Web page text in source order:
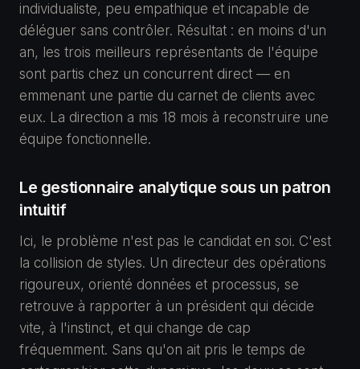
individualiste, peu empathique et incapable de
déléguer sans contrôler. Résultat : en moins d'un
an, les trois meilleurs représentants de l'équipe
sont partis chez un concurrent direct — en
emmenant une partie du carnet de clients avec
eux. La direction a mis 18 mois à reconstruire une
équipe fonctionnelle.
Le gestionnaire analytique sous un patron
intuitif
Ici, le problème n'est pas le candidat en soi. C'est
la collision de styles. Un directeur des opérations
rigoureux, orienté données et processus, se
retrouve à rapporter à un président qui décide
vite, à l'instinct, et qui change de cap
fréquemment. Sans qu'on ait pris le temps de